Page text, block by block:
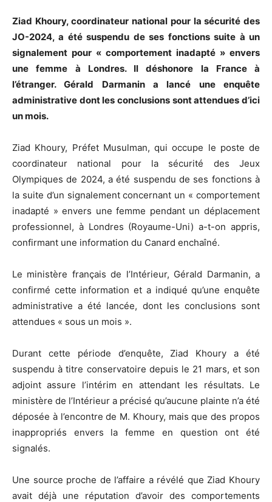
Ziad Khoury, coordinateur national pour la sécurité des
JO-2024, a été suspendu de ses fonctions suite à un
signalement pour « comportement inadapté » envers
une femme à Londres. Il déshonore la France à
l’étranger. Gérald Darmanin a lancé une enquête
administrative dont les conclusions sont attendues d’ici
un mois.
Ziad Khoury, Préfet Musulman, qui occupe le poste de
coordinateur national pour la sécurité des Jeux
Olympiques de 2024, a été suspendu de ses fonctions à
la suite d’un signalement concernant un « comportement
inadapté » envers une femme pendant un déplacement
professionnel, à Londres (Royaume-Uni) a-t-on appris,
confirmant une information du Canard enchaîné.
Le ministère français de l’Intérieur, Gérald Darmanin, a
confirmé cette information et a indiqué qu’une enquête
administrative a été lancée, dont les conclusions sont
attendues « sous un mois ».
Durant cette période d’enquête, Ziad Khoury a été
suspendu à titre conservatoire depuis le 21 mars, et son
adjoint assure l’intérim en attendant les résultats. Le
ministère de l’Intérieur a précisé qu’aucune plainte n’a été
déposée à l’encontre de M. Khoury, mais que des propos
inappropriés envers la femme en question ont été
signalés.
Une source proche de l’affaire a révélé que Ziad Khoury
avait déjà une réputation d’avoir des comportements